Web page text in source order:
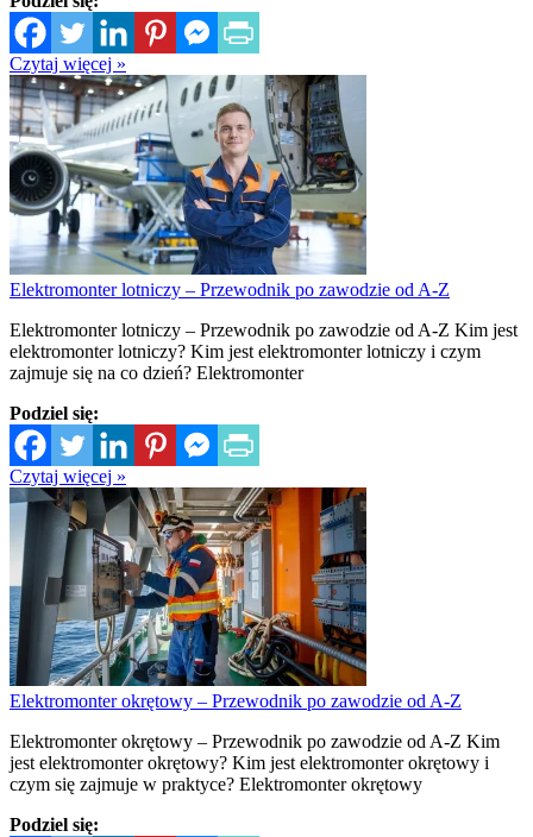
Czytaj więcej »
Elektromonter lotniczy – Przewodnik po zawodzie od A-Z
Elektromonter lotniczy – Przewodnik po zawodzie od A-Z Kim jest
elektromonter lotniczy? Kim jest elektromonter lotniczy i czym
zajmuje się na co dzień? Elektromonter
Podziel się:
Czytaj więcej »
Elektromonter okrętowy – Przewodnik po zawodzie od A-Z
Elektromonter okrętowy – Przewodnik po zawodzie od A-Z Kim
jest elektromonter okrętowy? Kim jest elektromonter okrętowy i
czym się zajmuje w praktyce? Elektromonter okrętowy
Podziel się: